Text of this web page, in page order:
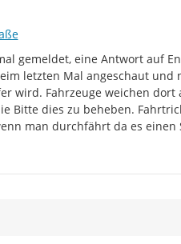
gemeldet, eine Antwort auf
letzten Mal angeschaut
wird. Fahrzeuge weichen
Bitte dies zu beheben.
man durchfährt da es einen